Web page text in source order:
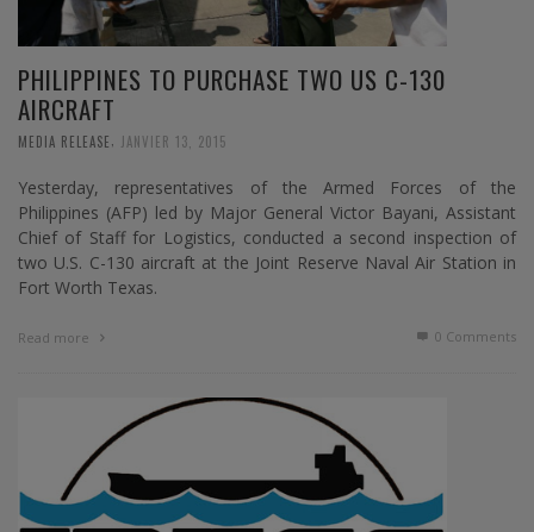
PHILIPPINES TO PURCHASE TWO US C-130
AIRCRAFT
MEDIA RELEASE JANVIER 13, 2015
Yesterday, representatives of the Armed Forces of the
Philippines (AFP) led by Major General Victor Bayani, Assistant
Chief of Staff for Logistics, conducted a second inspection of
two U.S. C-130 aircraft at the Joint Reserve Naval Air Station in
Fort Worth Texas.
Read more 0 Comments